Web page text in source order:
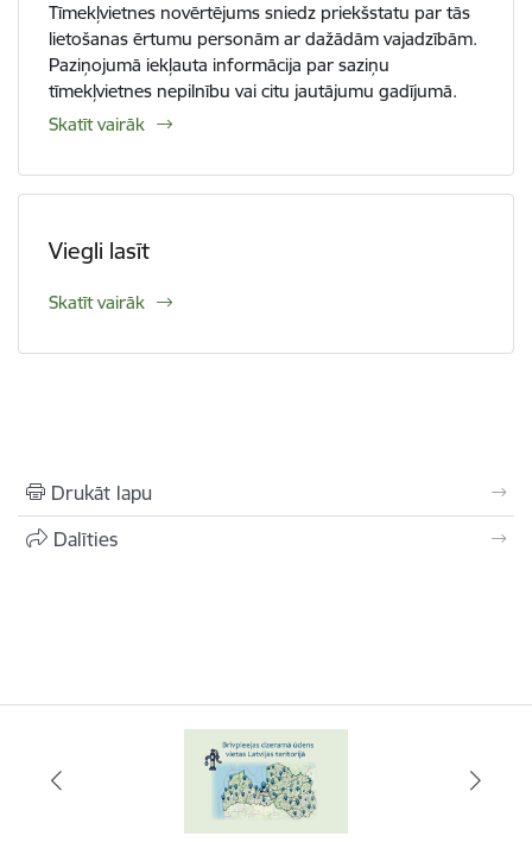
Tīmekļvietnes novērtējums sniedz priekšstatu par tās
lietošanas ērtumu personām ar dažādām vajadzībām.
Paziņojumā iekļauta informācija par saziņu
tīmekļvietnes nepilnību vai citu jautājumu gadījumā.
Skatīt vairāk
Viegli lasīt
Skatīt vairāk
Drukāt lapu
Dalīties